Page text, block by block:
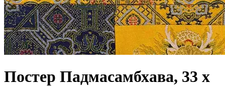
Постер Падмасамбхава, 33 х